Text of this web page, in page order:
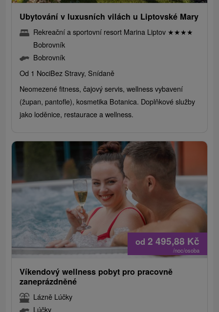
Ubytování v luxusních vilách u Liptovské Mary
Rekreační a sportovní resort Marina Liptov ★★★★
Bobrovník
Bobrovník
Od 1 NociBez Stravy, Snídaně
Neomezené fitness, čajový servis, wellness vybavení
(župan, pantofle), kosmetika Botanica. Doplňkové služby
jako loděnice, restaurace a wellness.
od 2 495,88 Kč
/noc/osoba
Víkendový wellness pobyt pro pracovně
zaneprázdněné
Lázně Lúčky
Lúčky